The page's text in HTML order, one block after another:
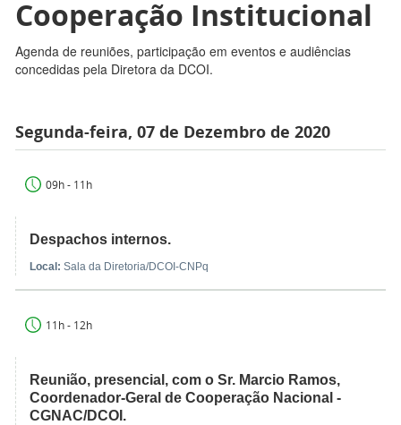
Cooperação Institucional
Agenda de reuniões, participação em eventos e audiências
concedidas pela Diretora da DCOI.
Segunda-feira, 07 de Dezembro de 2020
09h - 11h
Despachos internos.
Local: Sala da Diretoria/DCOI-CNPq
11h - 12h
Reunião, presencial, com o Sr. Marcio Ramos,
Coordenador-Geral de Cooperação Nacional -
CGNAC/DCOI.